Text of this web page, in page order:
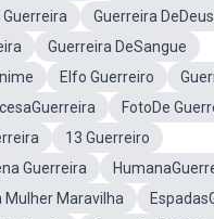
Guerreira DeDeus
Guerreira DeSangue
Elfo Guerreiro
FotoDe
13 Guerreiro
Guerreira
Mulher Maravilha